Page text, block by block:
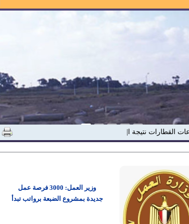
القطارات نتيجة ارتفاع درجات|
وزير العمل: 3000 فرصة عمل
جديدة بمشروع الضبعة برواتب تبدأ